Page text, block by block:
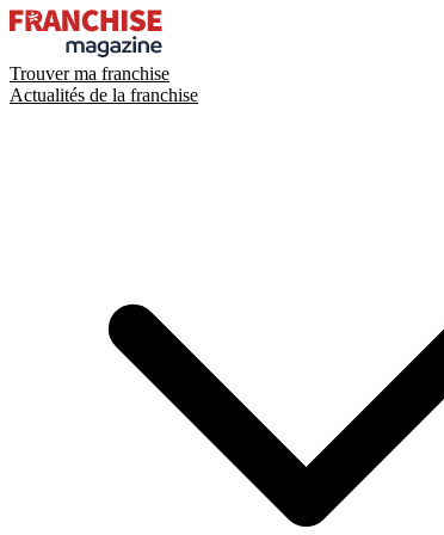
Trouver ma franchise
Actualités de la franchise